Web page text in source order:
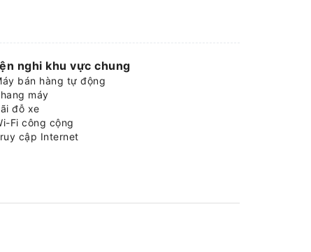
nghi khu vực chung
bán hàng tự động
máy
đỗ xe
Fi công cộng
cập Internet